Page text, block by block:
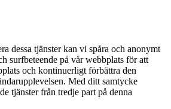
dessa tjänster kan vi spåra och anonymt
surfbeteende på vår webbplats för att
och kontinuerligt förbättra den
Med ditt samtycke
tjänster från tredje part på denna